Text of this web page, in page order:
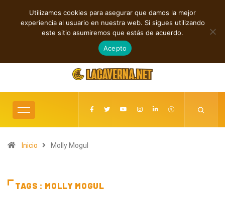
TENDENCIAS
post rock y punk
Rock, folk e indie: cuatro estrenos independientes por
descubrir
agosto 7, 2026
Inicio Molly Mogul
TAGS : MOLLY MOGUL
Utilizamos cookies para asegurar que damos la mejor
experiencia al usuario en nuestra web. Si sigues utilizando
este sitio asumiremos que estás de acuerdo.
Acepto